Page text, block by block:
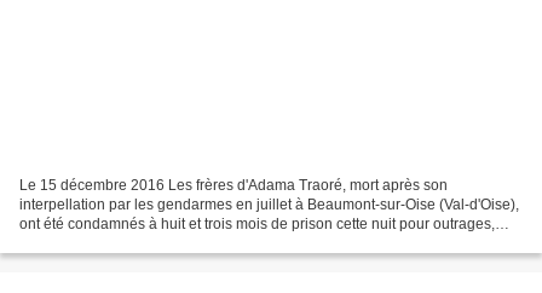
Le 15 décembre 2016 Les frères d'Adama Traoré, mort après son
interpellation par les gendarmes en juillet à Beaumont-sur-Oise (Val-d'Oise),
ont été condamnés à huit et trois mois de prison cette nuit pour outrages,